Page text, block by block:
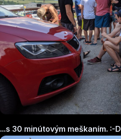
...s 30 minútovým meškaním. :-D